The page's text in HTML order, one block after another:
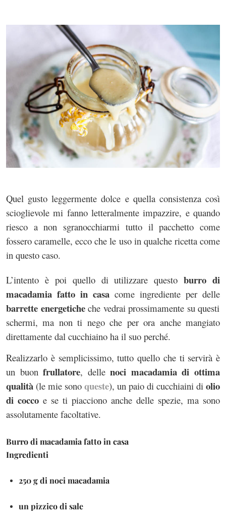
Quel gusto leggermente dolce e quella consistenza così
scioglievole mi fanno letteralmente impazzire, e quando
riesco a non sgranocchiarmi tutto il pacchetto come
fossero caramelle, ecco che le uso in qualche ricetta come
in questo caso.
L’intento è poi quello di utilizzare questoburro di
macadamia fatto in casa come ingrediente per delle
barrette energeticheche vedrai prossimamente su questi
schermi, ma non ti nego che per ora anche mangiato
direttamente dal cucchiaino ha il suo perché.
Realizzarlo è semplicissimo, tutto quello che ti servirà è
un buonfrullatore, dellenoci macadamia di ottima
qualità (le mie sono queste), un paio di cucchiaini di olio
di cocco e se ti piacciono anche delle spezie, ma sono
assolutamente facoltative.
Burro di macadamia fatto in casa
Ingredienti
250 g di noci macadamia
un pizzico di sale